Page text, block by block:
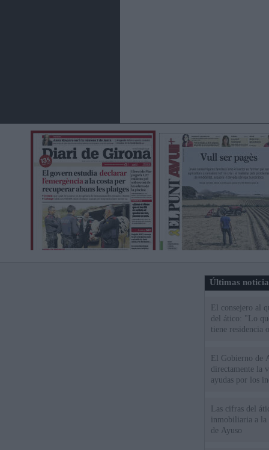
Últimas
El consejero al
del ático: "Lo
tiene residencia
El Gobierno de
directamente la
ayudas por los
Las cifras del
inmobiliaria a la
de Ayuso